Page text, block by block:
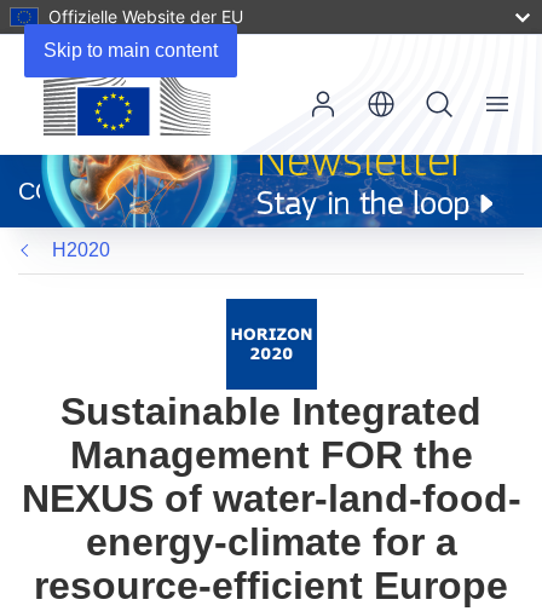
Skip to main content
Offizielle Website der EU
neuem
Fenster)
CORDIS
Menu
H2020
Sustainable Integrated
Management FOR the
NEXUS of water-land-food-
energy-climate for a
resource-efficient Europe